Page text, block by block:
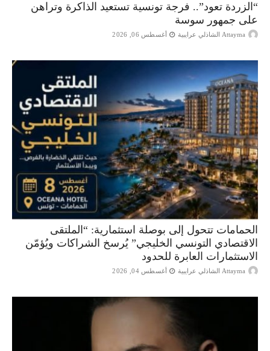
“الزردة تعود”.. فرجة تونسية تستعيد الذاكرة وتراهن
على جمهور سوسة
Attayma الشاذلي عرايبية أغسطس 06, 2026
الحمامات تتحول إلى بوصلة استثمارية: “الملتقى
الاقتصادي التونسي الخليجي” يُرسخ الشراكات ويُؤمّن
الاستثمارات العابرة للحدود
Attayma الشاذلي عرايبية أغسطس 04, 2026